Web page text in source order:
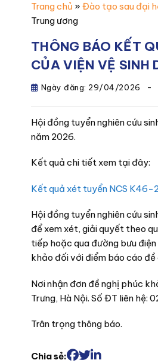
Trang chủ » Đào tạo sau đại
Trung ương
THÔNG BÁO KẾT
CỦA VIỆN VỆ SINH
Ngày đăng: 29/04/2026 -
Hội đồng tuyển nghiên cứu
năm 2026.
Kết quả chi tiết xem tại đây:
Kết quả xét tuyển NCS K46-
Hội đồng tuyển nghiên cứu
để xem xét, giải quyết theo
tiếp hoặc qua đường bưu
khảo đối với điểm báo cáo đề
Nơi nhận đơn đề nghị phúc
Trưng, Hà Nội. Số ĐT liên hệ:
Trân trọng thông báo.
Chia sẻ: